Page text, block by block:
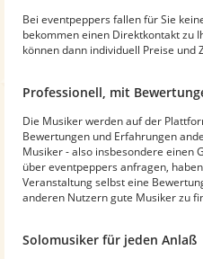
Bei eventpeppers fallen für Sie
bekommen einen Direktkontakt zu
können dann individuell Preise
Professionell, mit
Die Musiker werden auf der
Bewertungen und Erfahrungen
Musiker - also insbesondere einen
über eventpeppers anfragen,
Veranstaltung selbst eine
anderen Nutzern gute Musiker zu
Solomusiker für jeden Anlaß